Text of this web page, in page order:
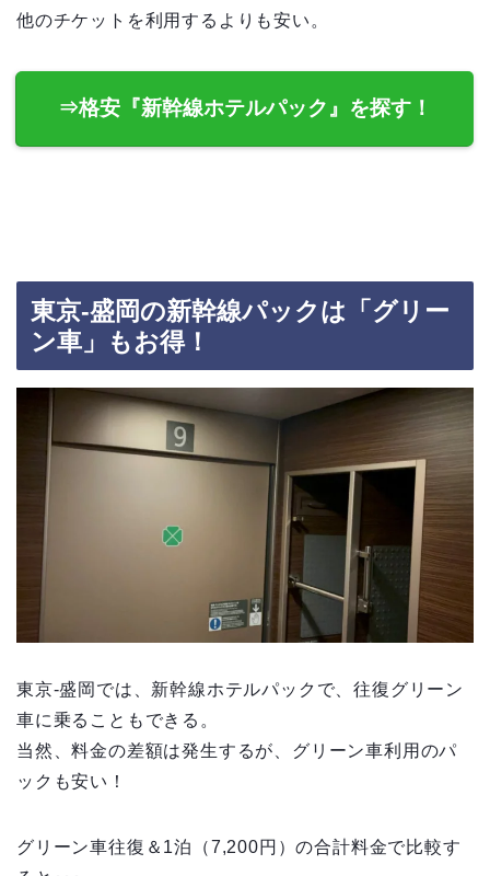
他のチケットを利用するよりも安い。
⇒格安『新幹線ホテルパック』を探す！
東京-盛岡の新幹線パックは「グリー
ン車」もお得！
東京-盛岡では、新幹線ホテルパックで、往復グリーン
車に乗ることもできる。
当然、料金の差額は発生するが、グリーン車利用のパ
ックも安い！
グリーン車往復＆1泊（7,200円）の合計料金で比較す